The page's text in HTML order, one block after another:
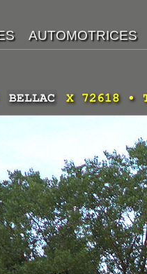
BELLAC X 72618 •